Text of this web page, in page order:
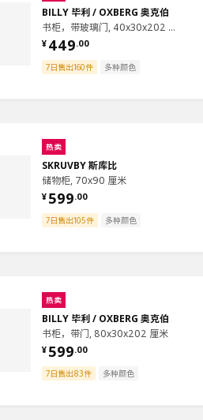
BILLY 毕利 / OXBERG 奥克伯
书柜，带玻璃门, 40x30x202 厘米
¥ 449.00
7日售出160件
多种颜色
热卖
SKRUVBY 斯库比
储物柜, 70x90 厘米
¥ 599.00
7日售出105件
多种颜色
热卖
BILLY 毕利 / OXBERG 奥克伯
书柜，带门, 80x30x202 厘米
¥ 599.00
7日售出83件
多种颜色